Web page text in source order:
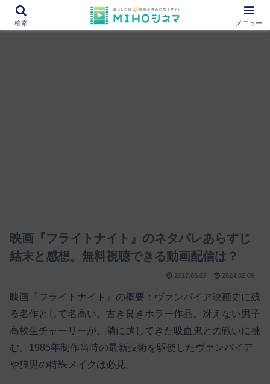
12000作品を紹介！あなたの映画図書館『MIHOシネマ』
映画『フライトナイト』のネタバレあらすじ
結末と感想。無料視聴できる動画配信は？
2017.06.07 2024.02.09
映画『フライトナイト』の概要：ヴァンパイア映画史に残
る名作として名高い、古き良きホラー作品。冴えない男子
高校生チャーリーが、隣に越してきた吸血鬼との戦いに挑
む。1985年制作当時の最新技術を駆使したヴァンパイア
や狼男の特殊メイクは必見。
検索 メニュー